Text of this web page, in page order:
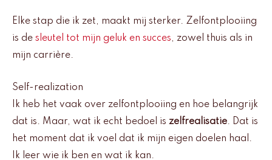
Elke stap die ik zet, maakt mij sterker. Zelfontplooiing
is de sleutel tot mijn geluk en succes, zowel thuis als in
mijn carrière.
Self-realization
Ik heb het vaak over zelfontplooiing en hoe belangrijk
dat is. Maar, wat ik echt bedoel is zelfrealisatie. Dat is
het moment dat ik voel dat ik mijn eigen doelen haal.
Ik leer wie ik ben en wat ik kan.